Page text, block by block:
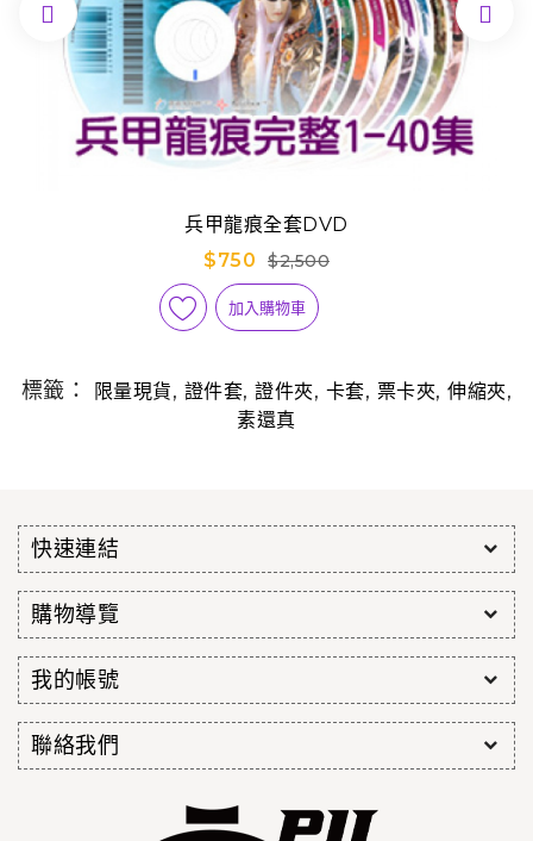
兵甲龍痕全套DVD
$750
$2,500
加入購物車
 
標籤： 限量現貨, 證件套,證件夾, 卡套, 票卡夾,伸縮夾,
素還真
快速連結
購物導覽
我的帳號
聯絡我們